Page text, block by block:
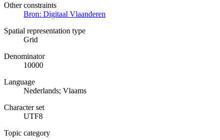
Other constraints
Bron: Digitaal Vlaanderen
Spatial representation type
Grid
Denominator
10000
Language
Nederlands; Vlaams
Character set
UTF8
Topic category